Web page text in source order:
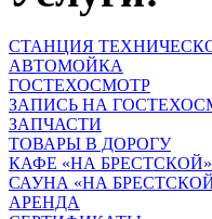
СТАНЦИЯ
АВТОМОЙКА
ГОСТЕХОСМОТР
ЗАПИСЬ НА
ЗАПЧАСТИ
ТОВАРЫ В ДОРОГУ
КАФЕ «НА БРЕСТСКОЙ»
САУНА «НА
АРЕНДА